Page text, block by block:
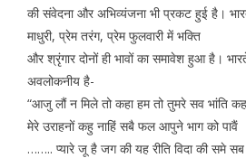
की संवेदना और अभिव्यंजना भी प्रकट हुई है।
माधुरी, प्रेम तरंग, प्रेम फुलवारी में भक्ति
और श्रृंगार दोनों ही भावों का समावेश हुआ है।
अवलोकनीय है-
“आजु लौं न मिले तो कहा हम तो तुमरे सव भांति
मेरे उराहनों कहु नाहिं सबै फल आपुने भाग को पावैं
…….. प्यारे जू है जग की यह रीति विदा की समे